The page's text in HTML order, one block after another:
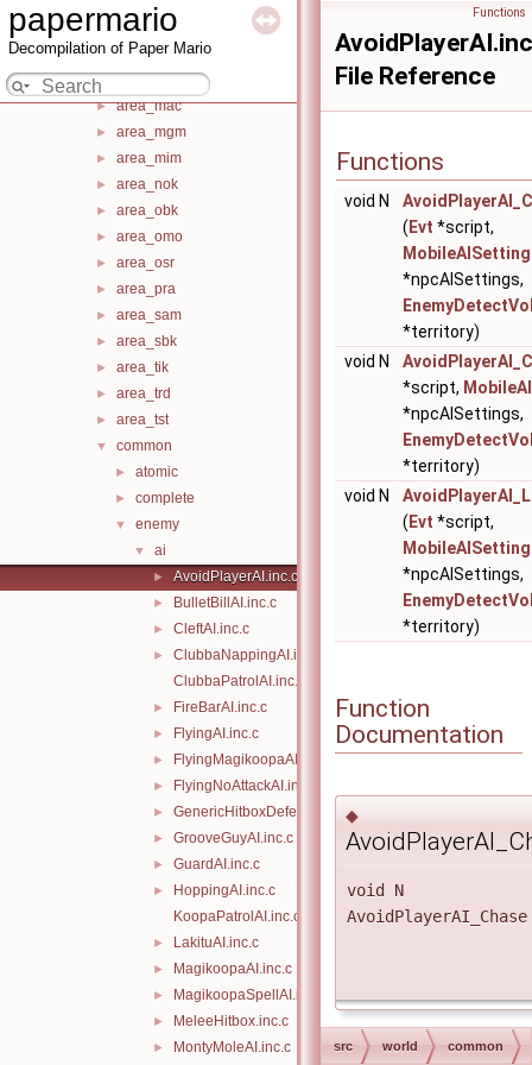
papermario
Decompilation of Paper Mario
► area_kmr
► area_kpa
► area_kzn
► area_mac
► area_mgm
► area_mim
► area_nok
► area_obk
► area_omo
► area_osr
► area_pra
► area_sam
► area_sbk
► area_tik
► area_trd
► area_tst
▼ common
► atomic
► complete
▼ enemy
▼ ai
► AvoidPlayerAI.inc.c
► BulletBillAI.inc.c
► CleftAI.inc.c
►
ClubbaNappingAI.inc.c
ClubbaPatrolAI.inc.c
► FireBarAI.inc.c
► FlyingAI.inc.c
► FlyingMagikoopaAI.inc.c
► FlyingNoAttackAI.inc.c
► GenericHitboxDefeat.inc.c
► GrooveGuyAI.inc.c
► GuardAI.inc.c
►
HoppingAI.inc.c
KoopaPatrolAI.inc.c
► LakituAI.inc.c
► MagikoopaAI.inc.c
► MagikoopaSpellAI.inc.c
► MeleeHitbox.inc.c
► MontyMoleAI.inc.c
Functions
File Reference
Functions
void N
( Evt *script,
*npcAISettings,
*territory)
void N
*script,
*npcAISettings,
*territory)
void N
( Evt *script,
*npcAISettings,
*territory)
Function
Documentation
◆
void N
AvoidPlayerAI_Chase
src world common